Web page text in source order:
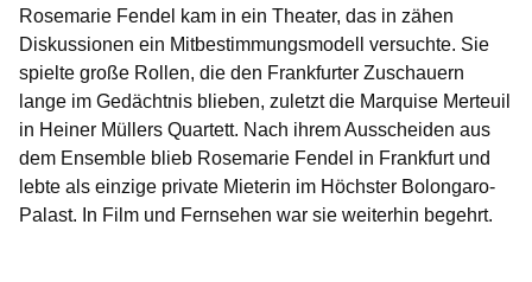
Rosemarie Fendel kam in ein Theater, das in zähen
Diskussionen ein Mitbestimmungsmodell versuchte. Sie
spielte große Rollen, die den Frankfurter Zuschauern
lange im Gedächtnis blieben, zuletzt die Marquise Merteuil
in Heiner Müllers Quartett. Nach ihrem Ausscheiden aus
dem Ensemble blieb Rosemarie Fendel in Frankfurt und
lebte als einzige private Mieterin im Höchster Bolongaro-
Palast. In Film und Fernsehen war sie weiterhin begehrt.